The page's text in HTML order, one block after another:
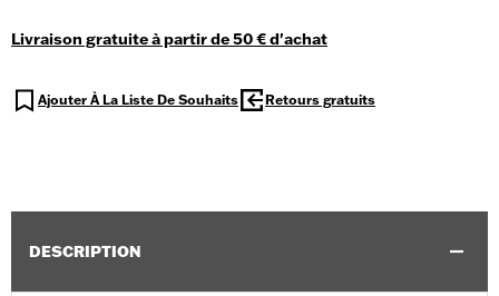
Livraison gratuite à partir de 50 € d'achat
Ajouter À La Liste De Souhaits Retours gratuits
DESCRIPTION